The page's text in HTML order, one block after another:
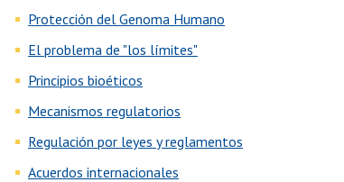
Protección del Genoma Humano
El problema de "los límites"
Principios bioéticos
Mecanismos regulatorios
Regulación por leyes y reglamentos
Acuerdos internacionales